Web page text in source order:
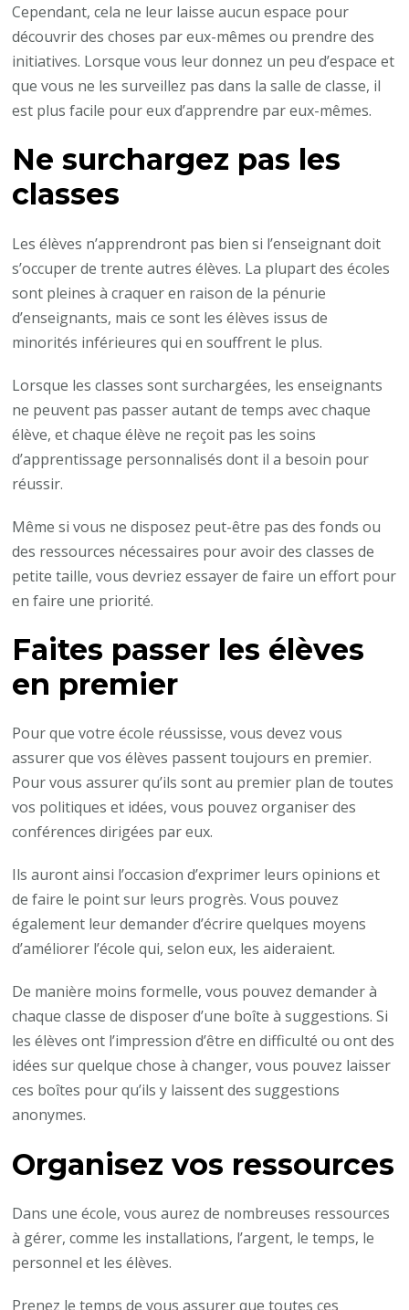
Cependant, cela ne leur laisse aucun espace pour
découvrir des choses par eux-mêmes ou prendre des
initiatives. Lorsque vous leur donnez un peu d’espace et
que vous ne les surveillez pas dans la salle de classe, il
est plus facile pour eux d’apprendre par eux-mêmes.
Ne surchargez pas les
classes
Les élèves n’apprendront pas bien si l’enseignant doit
s’occuper de trente autres élèves. La plupart des écoles
sont pleines à craquer en raison de la pénurie
d’enseignants, mais ce sont les élèves issus de
minorités inférieures qui en souffrent le plus.
Lorsque les classes sont surchargées, les enseignants
ne peuvent pas passer autant de temps avec chaque
élève, et chaque élève ne reçoit pas les soins
d’apprentissage personnalisés dont il a besoin pour
réussir.
Même si vous ne disposez peut-être pas des fonds ou
des ressources nécessaires pour avoir des classes de
petite taille, vous devriez essayer de faire un effort pour
en faire une priorité.
Faites passer les élèves
en premier
Pour que votre école réussisse, vous devez vous
assurer que vos élèves passent toujours en premier.
Pour vous assurer qu’ils sont au premier plan de toutes
vos politiques et idées, vous pouvez organiser des
conférences dirigées par eux.
Ils auront ainsi l’occasion d’exprimer leurs opinions et
de faire le point sur leurs progrès. Vous pouvez
également leur demander d’écrire quelques moyens
d’améliorer l’école qui, selon eux, les aideraient.
De manière moins formelle, vous pouvez demander à
chaque classe de disposer d’une boîte à suggestions. Si
les élèves ont l’impression d’être en difficulté ou ont des
idées sur quelque chose à changer, vous pouvez laisser
ces boîtes pour qu’ils y laissent des suggestions
anonymes.
Organisez vos ressources
Dans une école, vous aurez de nombreuses ressources
à gérer, comme les installations, l’argent, le temps, le
personnel et les élèves.
Prenez le temps de vous assurer que toutes ces